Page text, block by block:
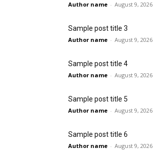
Author name - August 9, 2026
Sample post title 3
Author name - August 9, 2026
Sample post title 4
Author name - August 9, 2026
Sample post title 5
Author name - August 9, 2026
Sample post title 6
Author name - August 9, 2026